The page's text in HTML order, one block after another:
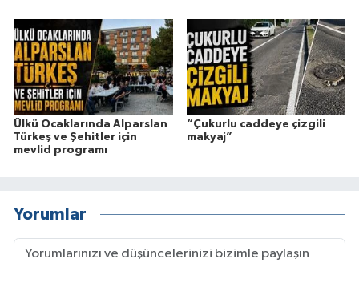
Ülkü Ocaklarında Alparslan
Türkeş ve Şehitler için
mevlid programı
“Çukurlu caddeye çizgili
makyaj”
Yorumlar